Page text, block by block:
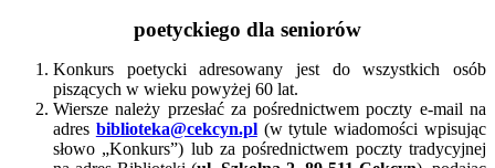
poetyckiego dla seniorów
Konkurs poetycki adresowany jest do wszystkich osób
piszących w wieku powyżej 60 lat.
Wiersze należy przesłać za pośrednictwem poczty e-mail na
adres biblioteka@cekcyn.pl(w tytule wiadomości wpisując
słowo „Konkurs”) lub za pośrednictwem poczty tradycyjnej